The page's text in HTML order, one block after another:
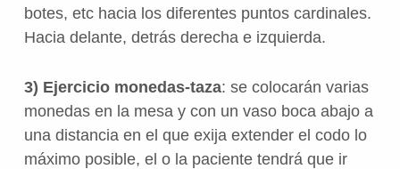
botes, etc hacia los diferentes puntos cardinales.
Hacia delante, detrás derecha e izquierda.
3) Ejercicio monedas-taza: se colocarán varias
monedas en la mesa y con un vaso boca abajo a
una distancia en el que exija extender el codo lo
máximo posible, el o la paciente tendrá que ir